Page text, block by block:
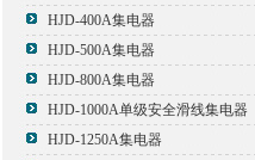
HJD-400A集电器
HJD-500A集电器
HJD-800A集电器
HJD-1000A单级安全滑线集电器
HJD-1250A集电器